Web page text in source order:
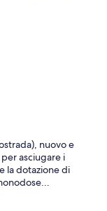
nuovo e
asciugare i
la dotazione di